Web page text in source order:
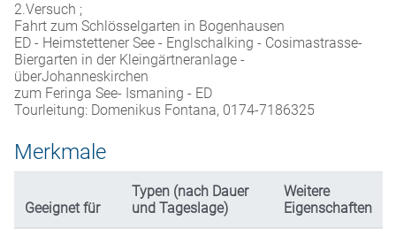
2.Versuch ;
Fahrt zum Schlösselgarten in Bogenhausen
ED - Heimstettener See - Englschalking - Cosimastrasse-
Biergarten in der Kleingärtneranlage -
überJohanneskirchen
zum Feringa See- Ismaning - ED
Tourleitung: Domenikus Fontana, 0174-7186325
Merkmale
Geeignet für
Typen (nach Dauer
und Tageslage)
Weitere
Eigenschaften